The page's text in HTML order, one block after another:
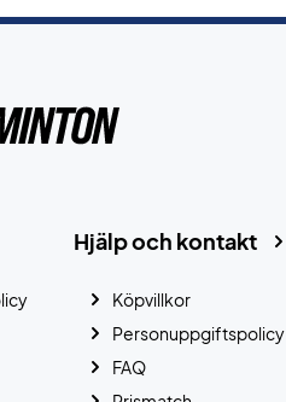
Hjälp och kontakt
Köpvillkor
Personuppgiftspolicy
FAQ